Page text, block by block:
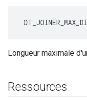
Longueur maximale
Ressources